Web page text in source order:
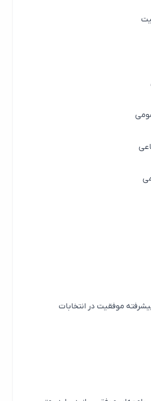
موفقیت در انتخابات